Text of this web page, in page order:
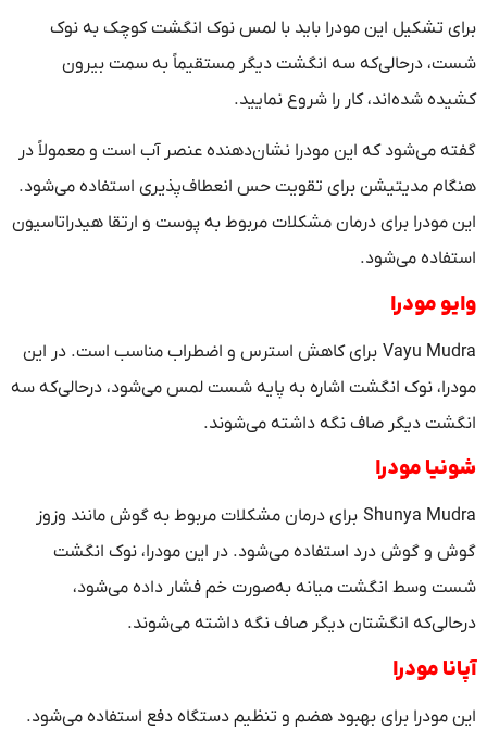
برای تشکیل این مودرا باید با لمس نوک انگشت کوچک به نوک
شست، درحالی‌که سه انگشت دیگر مستقیماً به سمت بیرون
کشیده شده‌اند، کار را شروع نمایید.
گفته می‌شود که این مودرا نشان‌دهنده عنصر آب است و معمولاً در
هنگام مدیتیشن برای تقویت حس انعطاف‌پذیری استفاده می‌شود.
این مودرا برای درمان مشکلات مربوط به پوست و ارتقا هیدراتاسیون
استفاده می‌شود.
وایو مودرا
Vayu Mudra برای کاهش استرس و اضطراب مناسب است. در این
مودرا، نوک انگشت اشاره به پایه شست لمس می‌شود، درحالی‌که سه
انگشت دیگر صاف نگه داشته می‌شوند.
شونیا مودرا
Shunya Mudra برای درمان مشکلات مربوط به گوش مانند وزوز
گوش و گوش درد استفاده می‌شود. در این مودرا، نوک انگشت
شست وسط انگشت میانه به‌صورت خم فشار داده می‌شود،
درحالی‌که انگشتان دیگر صاف نگه داشته می‌شوند.
آپانا مودرا
این مودرا برای بهبود هضم و تنظیم دستگاه دفع استفاده می‌شود.